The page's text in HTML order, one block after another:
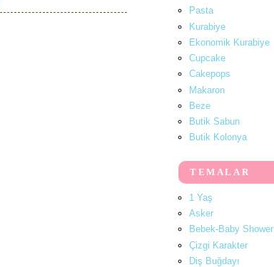
Pasta
Kurabiye
Ekonomik Kurabiye
Cupcake
Cakepops
Makaron
Beze
Butik Sabun
Butik Kolonya
TEMALAR
1 Yaş
Asker
Bebek-Baby Shower
Çizgi Karakter
Diş Buğdayı